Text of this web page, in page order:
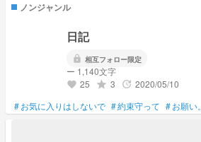
ノンジャンル
日記
lock 相互フォロー限定
ー 1,140文字
favorite 25 grade 3 update 2020/05/10
#お気に入りはしないで #約束守って #お願い。